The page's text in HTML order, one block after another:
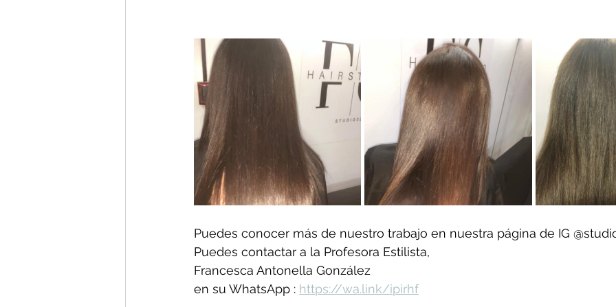
Puedes conocer más de nuestro trabajo en nuestra página de IG
Puedes contactar a la Profesora Estilista,
Francesca Antonella González
en su WhatsApp : https://wa.link/ipirhf